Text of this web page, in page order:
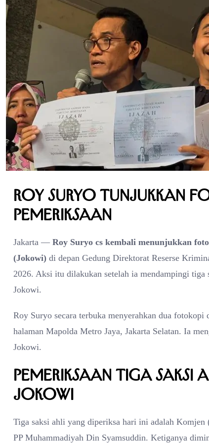
Roy Suryo Tunjukkan
Pemeriksaan
Jakarta — Roy Suryo cs kembali menunjukkan
(Jokowi) di depan Gedung Direktorat Reserse
2026. Aksi itu dilakukan setelah ia mendampingi tiga
Jokowi.
Roy Suryo secara terbuka menyerahkan dua
halaman Mapolda Metro Jaya, Jakarta Selatan. Ia
Jokowi.
Pemeriksaan Tiga
Jokowi
Tiga saksi ahli yang diperiksa hari ini adalah
PP Muhammadiyah Din Syamsuddin. Ketiganya